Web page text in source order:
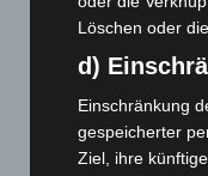
Mann läuft mit
Zeugen
5. August 2026
Celle: Mensch stirbt
5. August 2026
Löschen oder
d)
Einschränkung
gespeicherter
Ziel, ihre